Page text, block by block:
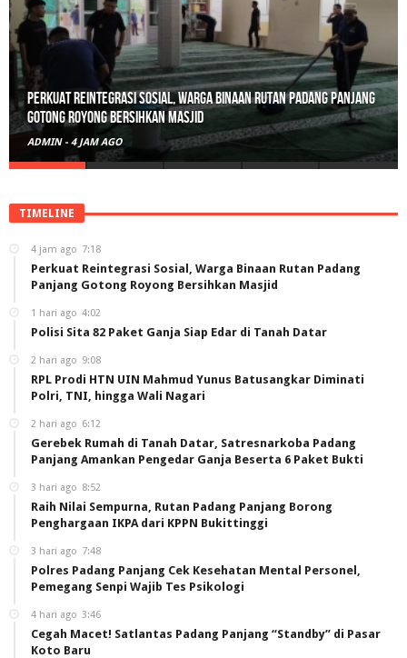
Perkuat Reintegrasi Sosial, Warga Binaan Rutan Padang Panjang
Gotong Royong Bersihkan Masjid
ADMIN - 4 JAM AGO
TIMELINE
4 jam ago 7:18
Perkuat Reintegrasi Sosial, Warga Binaan Rutan Padang
Panjang Gotong Royong Bersihkan Masjid
1 hari ago 4:02
Polisi Sita 82 Paket Ganja Siap Edar di Tanah Datar
2 hari ago 9:08
RPL Prodi HTN UIN Mahmud Yunus Batusangkar Diminati
Polri, TNI, hingga Wali Nagari
2 hari ago 6:12
Gerebek Rumah di Tanah Datar, Satresnarkoba Padang
Panjang Amankan Pengedar Ganja Beserta 6 Paket Bukti
3 hari ago 8:52
Raih Nilai Sempurna, Rutan Padang Panjang Borong
Penghargaan IKPA dari KPPN Bukittinggi
3 hari ago 7:48
Polres Padang Panjang Cek Kesehatan Mental Personel,
Pemegang Senpi Wajib Tes Psikologi
4 hari ago 3:46
Cegah Macet! Satlantas Padang Panjang “Standby” di Pasar
Koto Baru